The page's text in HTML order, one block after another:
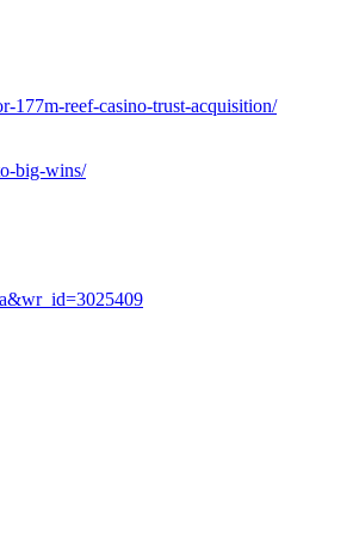
177m-reef-casino-trust-acquisition/
big-wins/